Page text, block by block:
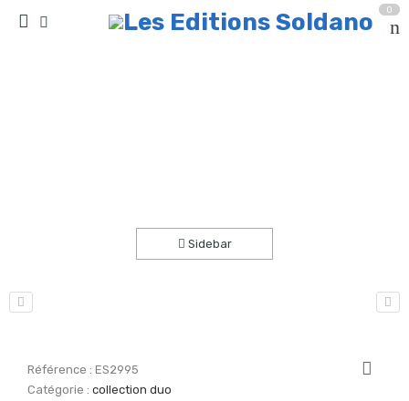
0
Sidebar
Référence :ES2995
Catégorie :collection duo